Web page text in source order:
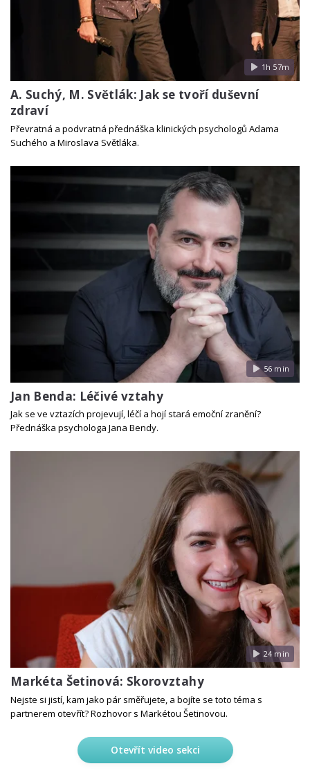
1h 57m
A. Suchý, M. Světlák: Jak se tvoří duševní
zdraví
Převratná a podvratná přednáška klinických psychologů Adama
Suchého a Miroslava Světláka.
56 min
Jan Benda: Léčivé vztahy
Jak se ve vztazích projevují, léčí a hojí stará emoční zranění?
Přednáška psychologa Jana Bendy.
24 min
Markéta Šetinová: Skorovztahy
Nejste si jistí, kam jako pár směřujete, a bojíte se toto téma s
partnerem otevřít? Rozhovor s Markétou Šetinovou.
Otevřít video sekci